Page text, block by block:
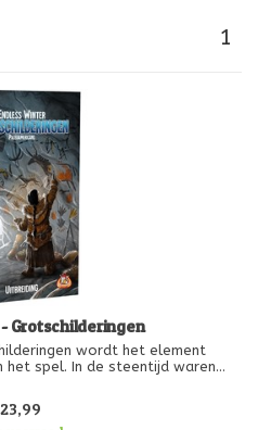
1
Grotschilderingen
wordt het element
het spel. In de steentijd waren
die tijd